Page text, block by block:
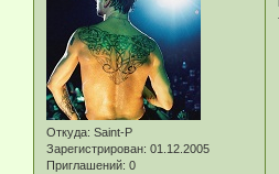
Откуда: Saint-P
Зарегистрирован: 01.12.2005
Приглашений: 0